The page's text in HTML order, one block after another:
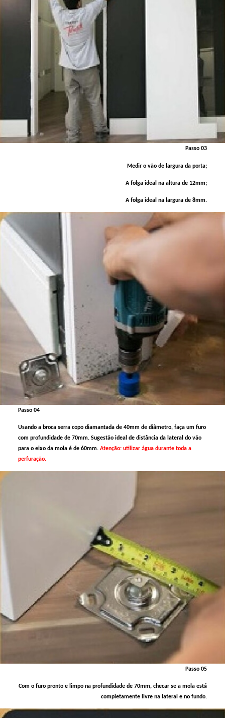
Passo 03
Medir o vão de largura da porta;
A folga ideal na altura de 12mm;
A folga ideal na largura de 8mm.
Passo 04
Usando a broca serra copo diamantada de 40mm de diâmetro, faça um furo
com profundidade de 70mm. Sugestão ideal de distância da lateral do vão
para o eixo da mola é de 60mm. Atenção: utilizar água durante toda a
perfuração.
Passo 05
Com o furo pronto e limpo na profundidade de 70mm, checar se a mola está
completamente livre na lateral e no fundo.